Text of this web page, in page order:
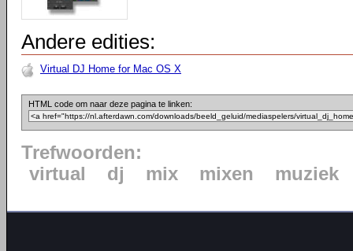
Andere edities:
Virtual DJ Home for Mac OS X
HTML code om naar deze pagina te linken:
Trefwoorden:
virtual
dj mix mixen muziek